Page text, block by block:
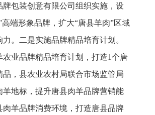
牌包装创意有限公司组织实施，设
高端形象品牌，扩大“唐县羊肉”区域
。二是实施品牌精品培育计划。
农业品牌精品培育计划，打造1个唐
品，县农业农村局联合市场监管局
羊地标，提升唐县肉羊品牌营销能
肉羊品牌消费环境，打造唐县品牌